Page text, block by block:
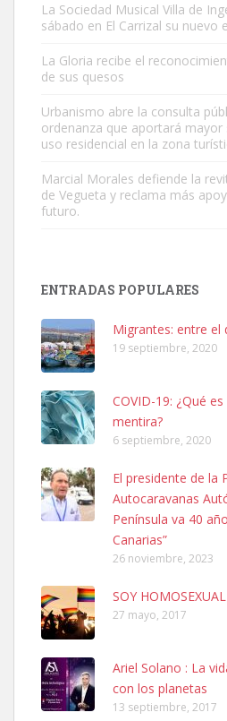
Este gato macho ha aparecido en la
Leales.org » Gran Canaria | 9.7.2025
Leales.org » Gran Canaria
SHIBA PERDIDO AVDA JOSE MESA
PERRO MACHO RAZA SHIBA CON
06/07/2025 ZONA MESA Y LOPEZ. ES
Leales.org » Gran Canaria
6.7.2025
Ninfa perdida
El día 5 se los perdió una ninfa
calle, se perdió por la zon...
La Sociedad Musical Villa de
sábado en El Carrizal su nuevo
La Gloria recibe el
de sus quesos
Urbanismo abre la consulta
ordenanza que aportará mayor
uso residencial en la zona
Marcial Morales defiende la
de Vegueta y reclama más
futuro.
ENTRADAS POPULARES
Migrantes: entre el
19 septiembre, 2020
COVID-19: ¿Qué
mentira?
6 septiembre, 2020
El presidente de la
Autocaravanas
Península va 40
Canarias”
26 noviembre, 2023
SOY HOMOSEXUAL
27 mayo, 2017
Ariel Solano : La
con los planetas
13 septiembre, 2017